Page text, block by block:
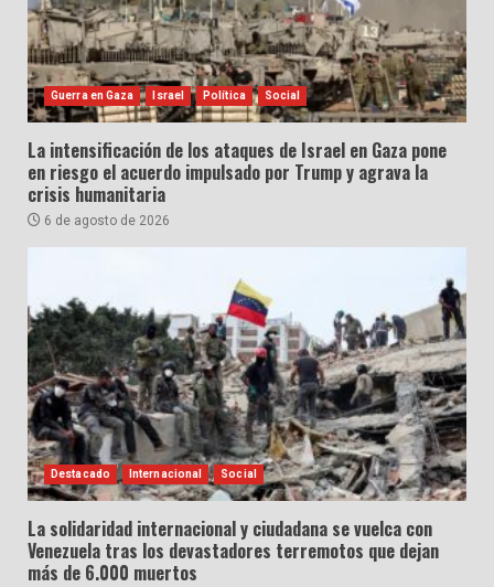
Guerra en Gaza Israel Política Social
La intensificación de los ataques de Israel en Gaza pone
en riesgo el acuerdo impulsado por Trump y agrava la
crisis humanitaria
6 de agosto de 2026
Destacado Internacional Social
La solidaridad internacional y ciudadana se vuelca con
Venezuela tras los devastadores terremotos que dejan
más de 6.000 muertos